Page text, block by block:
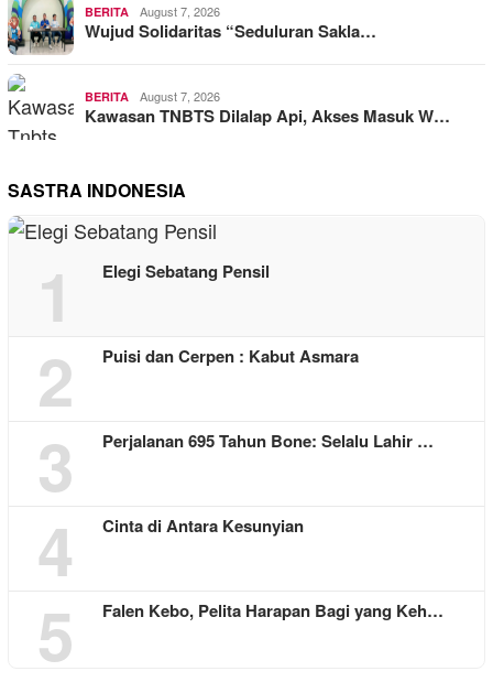
BERITA August 7, 2026
Wujud Solidaritas “Seduluran Sakla…
BERITA August 7, 2026
Kawasan TNBTS Dilalap Api, Akses Masuk W…
SASTRA INDONESIA
1 Elegi Sebatang Pensil
2 Puisi dan Cerpen : Kabut Asmara
3 Perjalanan 695 Tahun Bone: Selalu Lahir …
4 Cinta di Antara Kesunyian
5 Falen Kebo, Pelita Harapan Bagi yang Keh…